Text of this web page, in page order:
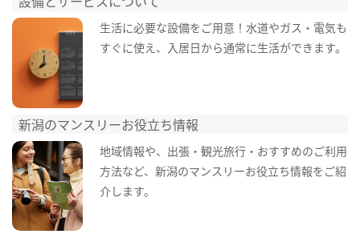
生活に必要な設備をご用意！水道やガス・電気も
すぐに使え、入居日から通常に生活ができます。
新潟のマンスリーお役立ち情報
地域情報や、出張・観光旅行・おすすめのご利用
方法など、新潟のマンスリーお役立ち情報をご紹
介します。